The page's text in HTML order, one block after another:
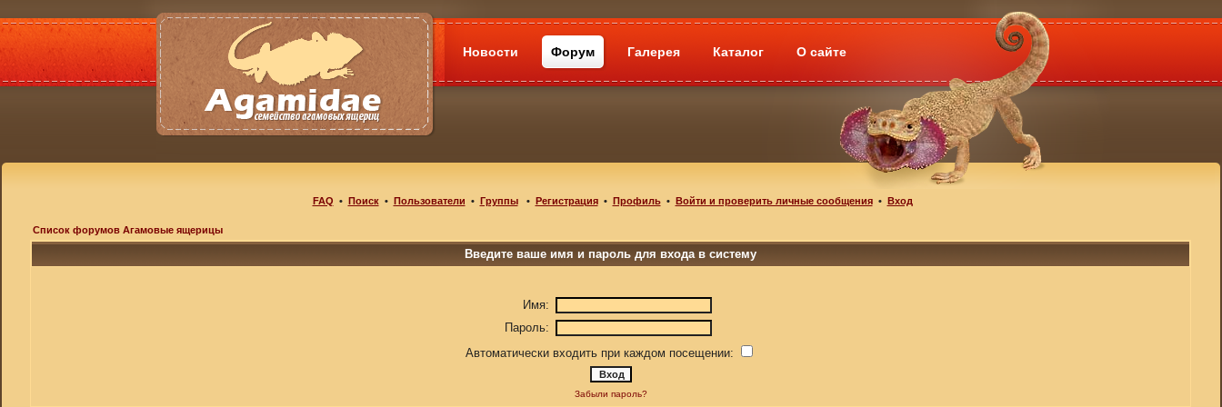
Новости Форум Галерея Каталог О сайте
FAQ • Поиск• Пользователи • Группы• Регистрация• Профиль• Войти и проверить личные сообщения• Вход
Список форумов Агамовые ящерицы
Введите ваше имя и пароль для входа в систему
Имя:
Пароль:
Автоматически входить при каждом посещении:
Забыли пароль?